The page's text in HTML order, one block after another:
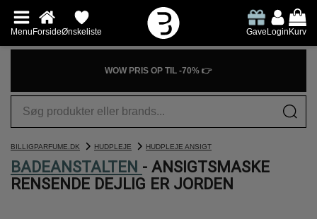
MenuForsideØnskeliste GaveLoginKurv
WOW PRIS OP TIL -70% 👉
BILLIGPARFUME.DK HUDPLEJE HUDPLEJE ANSIGT
BADEANSTALTEN - ANSIGTSMASKE
RENSENDE DEJLIG ER JORDEN